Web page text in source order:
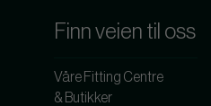
Finn veien til oss
Våre Fitting Centre
& Butikker